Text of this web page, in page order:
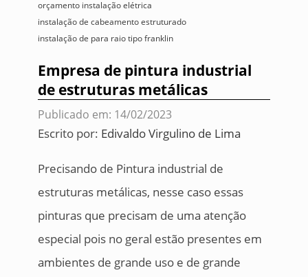
orçamento instalação elétrica
instalação de cabeamento estruturado
instalação de para raio tipo franklin
Empresa de pintura industrial
de estruturas metálicas
Publicado em: 14/02/2023
Escrito por: Edivaldo Virgulino de Lima
Precisando de Pintura industrial de
estruturas metálicas, nesse caso essas
pinturas que precisam de uma atenção
especial pois no geral estão presentes em
ambientes de grande uso e de grande